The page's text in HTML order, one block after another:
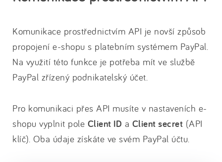
Komunikace prostřednictvím API je novší způsob
propojení e-shopu s platebním systémem PayPal.
Na využití této funkce je potřeba mít ve službě
PayPal zřízený podnikatelský účet.
Pro komunikaci přes API musíte v nastaveních e-
shopu vyplnit pole Client ID a Client secret (API
klíč). Oba údaje získáte ve svém PayPal účtu.